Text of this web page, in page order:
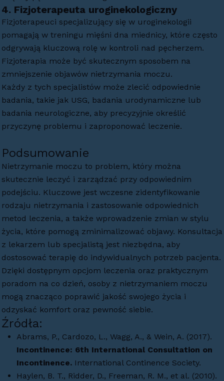
4. Fizjoterapeuta uroginekologiczny
Fizjoterapeuci specjalizujący się w uroginekologii
pomagają w treningu mięśni dna miednicy, które często
odgrywają kluczową rolę w kontroli nad pęcherzem.
Fizjoterapia może być skutecznym sposobem na
zmniejszenie objawów nietrzymania moczu.
Każdy z tych specjalistów może zlecić odpowiednie
badania, takie jak USG, badania urodynamiczne lub
badania neurologiczne, aby precyzyjnie określić
przyczynę problemu i zaproponować leczenie.
Podsumowanie
Nietrzymanie moczu to problem, który można
skutecznie leczyć i zarządzać przy odpowiednim
podejściu. Kluczowe jest wczesne zidentyfikowanie
rodzaju nietrzymania i zastosowanie odpowiednich
metod leczenia, a także wprowadzenie zmian w stylu
życia, które pomogą zminimalizować objawy. Konsultacja
z lekarzem lub specjalistą jest niezbędna, aby
dostosować terapię do indywidualnych potrzeb pacjenta.
Dzięki dostępnym opcjom leczenia oraz praktycznym
poradom na co dzień, osoby z nietrzymaniem moczu
mogą znacząco poprawić jakość swojego życia i
odzyskać komfort oraz pewność siebie.
Źródła:
Abrams, P., Cardozo, L., Wagg, A., & Wein, A. (2017).
Incontinence: 6th International Consultation on
Incontinence. International Continence Society.
Haylen, B. T., Ridder, D., Freeman, R. M., et al. (2010).